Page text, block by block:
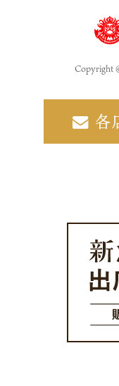
Copyright
各